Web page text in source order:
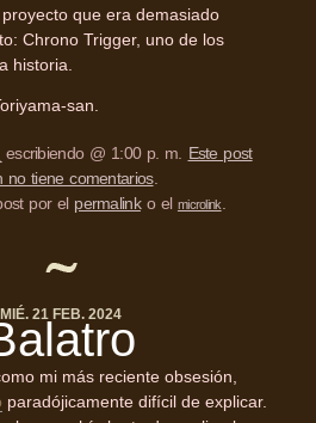
que era demasiado
Chrono Trigger, uno de los
historia.
san.
escribiendo @ 1:00 p. m. Este post
no tiene comentarios.
por el permalinko el microlink
MIÉ. 21 FEB. 2024
mi más reciente obsesión,
paradójicamente difícil de explicar.